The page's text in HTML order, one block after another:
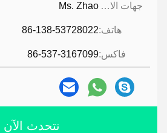
جهات الاتصال: Ms. Zhao
هاتف:86-138-53728022
فاكس:86-537-3167099
نتحدث الآن